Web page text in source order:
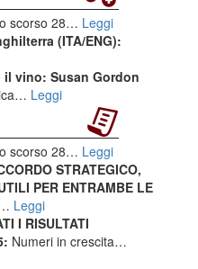
scorso 28… Leggi
(ITA/ENG):
il vino: Susan Gordon
Leggi
scorso 28… Leggi
STRATEGICO,
PER ENTRAMBE LE
Leggi
I RISULTATI
Numeri in crescita…